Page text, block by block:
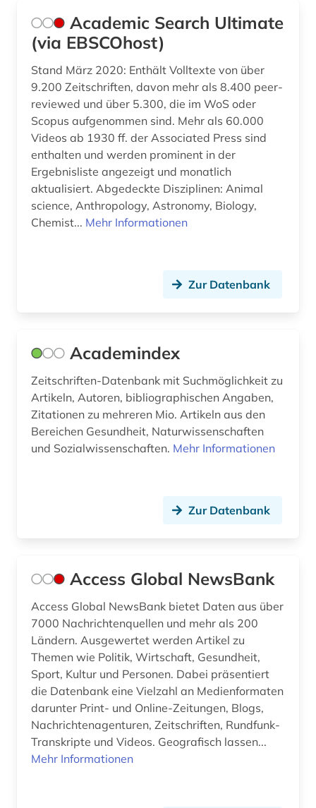
bücher (1)
bürgerrechtsbewegung (3)
caritas (2)
chemie (20)
chemistry (1)
chile (1)
china (9)
corporate governance (1)
costa rica (1)
coworking (1)
datenbank genesis (1)
datensammlung (3)
demographie (15)
demographische entwicklung (1)
demokratie (1)
Academic Search Ultimate
(via EBSCOhost)
Stand März 2020: Enthält Volltexte von über
9.200 Zeitschriften, davon mehr als 8.400 peer-
reviewed und über 5.300, die im WoS oder
Scopus aufgenommen sind. Mehr als 60.000
Videos ab 1930 ff. der Associated Press sind
enthalten und werden prominent in der
Ergebnisliste angezeigt und monatlich
aktualisiert. Abgedeckte Disziplinen: Animal
science, Anthropology, Astronomy, Biology,
Chemist... Mehr Informationen
Zur Datenbank
Academindex
Zeitschriften-Datenbank mit Suchmöglichkeit zu
Artikeln, Autoren, bibliographischen Angaben,
Zitationen zu mehreren Mio. Artikeln aus den
Bereichen Gesundheit, Naturwissenschaften
und Sozialwissenschaften. Mehr Informationen
Zur Datenbank
Access Global NewsBank
Access Global NewsBank bietet Daten aus über
7000 Nachrichtenquellen und mehr als 200
Ländern. Ausgewertet werden Artikel zu
Themen wie Politik, Wirtschaft, Gesundheit,
Sport, Kultur und Personen. Dabei präsentiert
die Datenbank eine Vielzahl an Medienformaten
darunter Print- und Online-Zeitungen, Blogs,
Nachrichtenagenturen, Zeitschriften, Rundfunk-
Transkripte und Videos. Geografisch lassen...
Mehr Informationen